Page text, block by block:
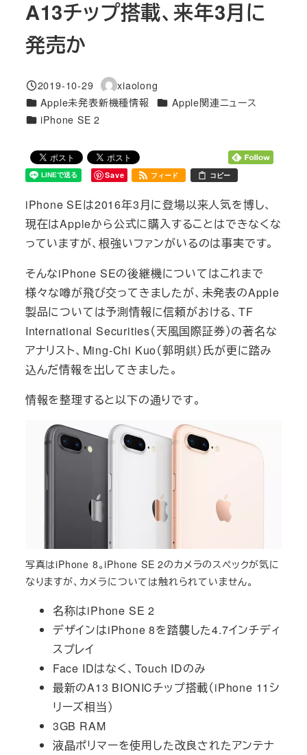
A13チップ搭載、来年3月に
発売か
投稿日
2019-10-29
著
者
xiaolong
カテゴリー
Apple未発表新機種情報 カテゴリー
Apple関連ニュース
カテゴリー
iPhone SE 2
Save フィード コピー
iPhone SEは2016年3月に登場以来人気を博し、
現在はAppleから公式に購入することはできなくな
っていますが、根強いファンがいるのは事実です。
そんなiPhone SEの後継機についてはこれまで
様々な噂が飛び交ってきましたが、未発表のApple
製品については予測情報に信頼がおける、TF
International Securities（天風国際証券）の著名な
アナリスト、Ming-Chi Kuo（郭明錤）氏が更に踏み
込んだ情報を出してきました。
情報を整理すると以下の通りです。
写真はiPhone 8。iPhone SE 2のカメラのスペックが気に
なりますが、カメラについては触れられていません。
名称はiPhone SE 2
デザインはiPhone 8を踏襲した4.7インチディ
スプレイ
Face IDはなく、Touch IDのみ
最新のA13 BIONICチップ搭載（iPhone 11シ
リーズ相当）
3GB RAM
液晶ポリマーを使用した改良されたアンテナ